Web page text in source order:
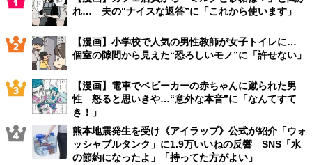
れ… 夫の“ナイスな返答”に「これから使います」
【漫画】小学校で人気の男性教師が女子トイレに…
個室の隙間から見えた“恐ろしいモノ”に「許せない」
【漫画】電車でベビーカーの赤ちゃんに蹴られた男
性 怒ると思いきや…“意外な本音”に「なんてすて
き！」
熊本地震発生を受け《アイラップ》公式が紹介「ウォ
ッシャブルタンク」に1.9万いいねの反響 SNS「水
の節約になったよ」「持ってた方がよい」